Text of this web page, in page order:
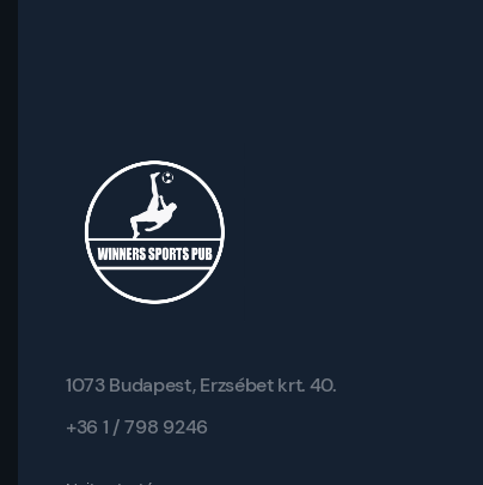
1073 Budapest, Erzsébet krt. 40.
+36 1 / 798 9246